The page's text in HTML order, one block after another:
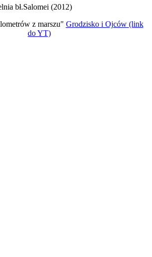
bł.Salomei (2012)
z marszu" Grodzisko i Ojców (link
do YT)